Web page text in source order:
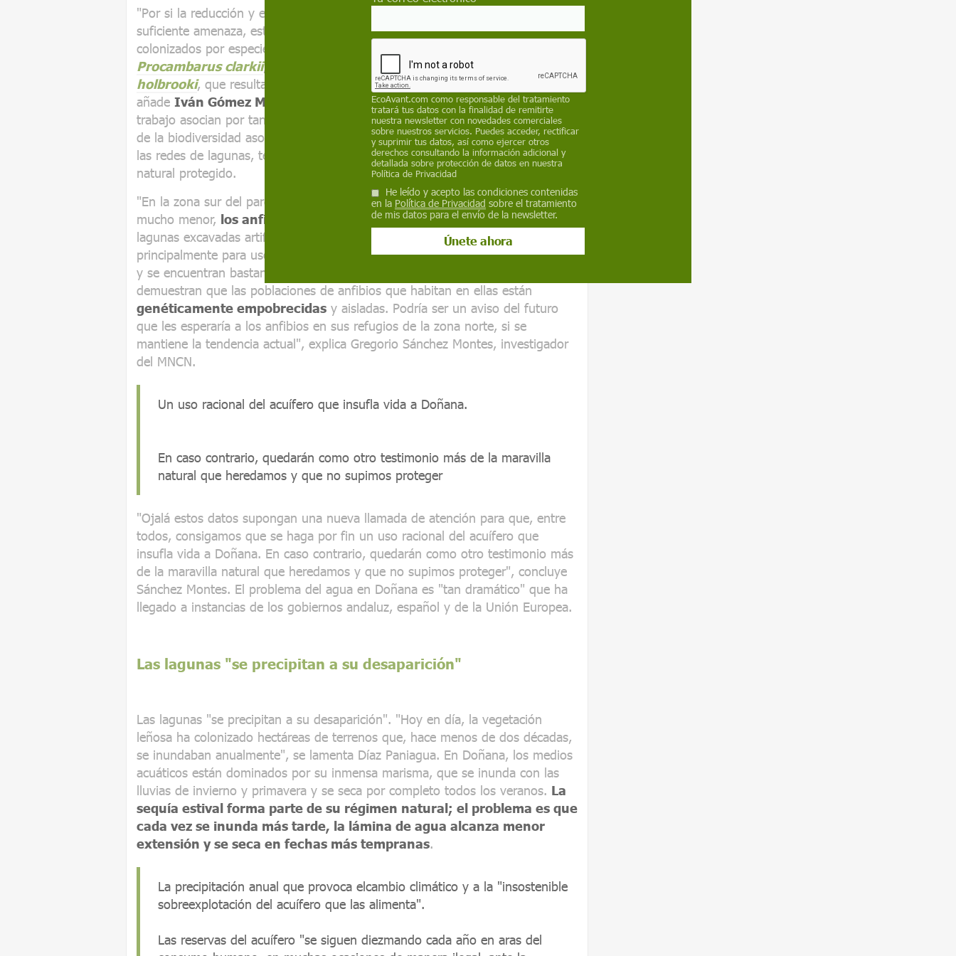
"Por si la reducción y eventual pérdida de estas lagunas por la sequía no fuese
suficiente amenaza, estos medios se encuentran además ampliamente
colonizados por especies invasoras como el
Procambarus clarkii, y la gambusia o pez mosquito,Gambusia
holbrooki, que resultan devastadoras para los anfibios autóctonos",
añade Iván Gómez Mestre, científico de la EBD . Los resultados del
trabajo asocian por tanto la salud de los anfibios de Doñana (y, por extensión,
de la biodiversidad asociada a sus ecosistemas acuáticos) a la conservación de
las redes de lagunas, temporales y permanentes, que dan vida a este espacio
natural protegido.
"En la zona sur del parque, donde la disponibilidad de medios acuáticos es
mucho menor, los anfibios viven en los llamados zacallones , que son
lagunas excavadas artificialmente para mantener agua todo el año,
principalmente para uso ganadero. Sin embargo, estas lagunas son pequeñas
y se encuentran bastante distantes unas de otras, y los datos recabados
demuestran que las poblaciones de anfibios que habitan en ellas están
genéticamente empobrecidas y aisladas. Podría ser un aviso del futuro
que les esperaría a los anfibios en sus refugios de la zona norte, si se
mantiene la tendencia actual", explica Gregorio Sánchez Montes, investigador
del MNCN.
Un uso racional del acuífero que insufla vida a Doñana.
En caso contrario, quedarán como otro testimonio más de la maravilla
natural que heredamos y que no supimos proteger
"Ojalá estos datos supongan una nueva llamada de atención para que, entre
todos, consigamos que se haga por fin un uso racional del acuífero que
insufla vida a Doñana. En caso contrario, quedarán como otro testimonio más
de la maravilla natural que heredamos y que no supimos proteger", concluye
Sánchez Montes. El problema del agua en Doñana es "tan dramático" que ha
llegado a instancias de los gobiernos andaluz, español y de la Unión Europea.
Las lagunas "se precipitan a su desaparición"
Las lagunas "se precipitan a su desaparición". "Hoy en día, la vegetación
leñosa ha colonizado hectáreas de terrenos que, hace menos de dos décadas,
se inundaban anualmente", se lamenta Díaz Paniagua. En Doñana, los medios
acuáticos están dominados por su inmensa marisma, que se inunda con las
lluvias de invierno y primavera y se seca por completo todos los veranos. La
sequía estival forma parte de su régimen natural; el problema es que
cada vez se inunda más tarde, la lámina de agua alcanza menor
extensión y se seca en fechas más tempranas.
La precipitación anual que provoca elcambio climático y a la "insostenible
sobreexplotación del acuífero que las alimenta".
Las reservas del acuífero "se siguen diezmando cada año en aras del
EcoAvant.com como responsable del tratamiento
tratará tus datos con la finalidad de remitirte
nuestra newsletter con novedades comerciales
sobre nuestros servicios. Puedes acceder, rectificar
y suprimir tus datos, así como ejercer otros
derechos consultando la información adicional y
detallada sobre protección de datos en nuestra
Política de Privacidad
He leído y acepto las condiciones contenidas
en la Política de Privacidad sobre el tratamiento
de mis datos para el envío de la newsletter.